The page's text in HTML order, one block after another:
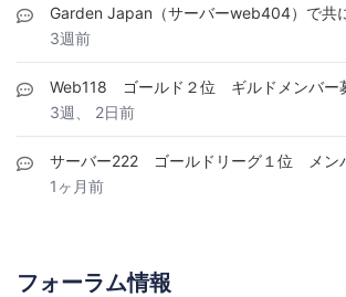
Garden Japan（サーバーweb404）で共
3週前
Web118 ゴールド２位 ギルドメンバー
3週、 2日前
サーバー222 ゴールドリーグ１位 メン
1ヶ月前
フォーラム情報